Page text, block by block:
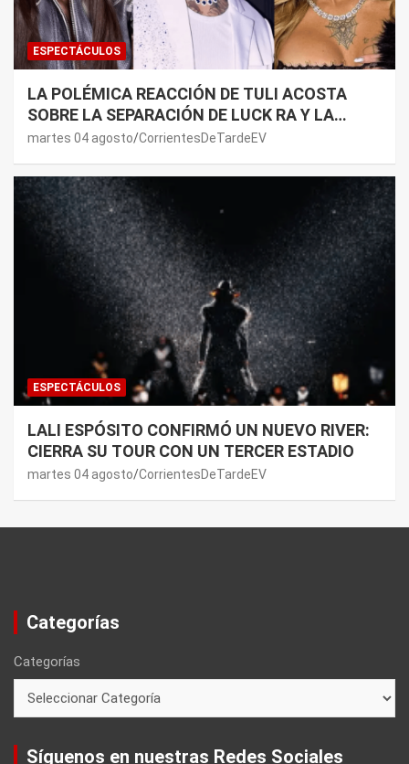
ESPECTÁCULOS
LA POLÉMICA REACCIÓN DE TULI ACOSTA
SOBRE LA SEPARACIÓN DE LUCK RA Y LA
JOAQUI: “¿MI VERDAD?”
martes 04 agosto CorrientesDeTardeEV
ESPECTÁCULOS
LALI ESPÓSITO CONFIRMÓ UN NUEVO RIVER:
CIERRA SU TOUR CON UN TERCER ESTADIO
martes 04 agosto CorrientesDeTardeEV
Categorías
Categorías
Síguenos en nuestras Redes Sociales